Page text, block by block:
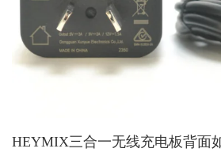
HEYMIX三合一无线充电板背面